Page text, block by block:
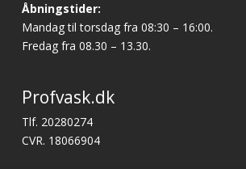
Åbningstider:
Mandag til torsdag fra 08:30 – 16:00.
Fredag fra 08.30 – 13.30.
Profvask.dk
Tlf. 20280274
CVR. 18066904